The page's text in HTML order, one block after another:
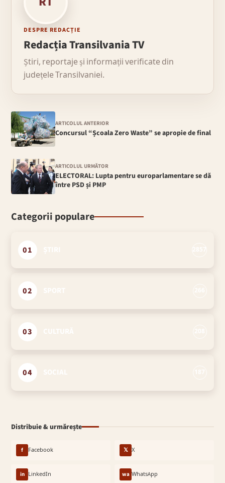
DESPRE REDACȚIE
Redacția Transilvania TV
Știri, reportaje și informații verificate din
județele Transilvaniei.
ARTICOLUL ANTERIOR
Concursul “Școala Zero Waste” se apropie de final
ARTICOLUL URMĂTOR
ELECTORAL: Lupta pentru europarlamentare se dă
între PSD și PMP
Categorii populare
01
02
03
04
Distribuie & urmărește
f Facebook 𝕏 X
in LinkedIn wa WhatsApp